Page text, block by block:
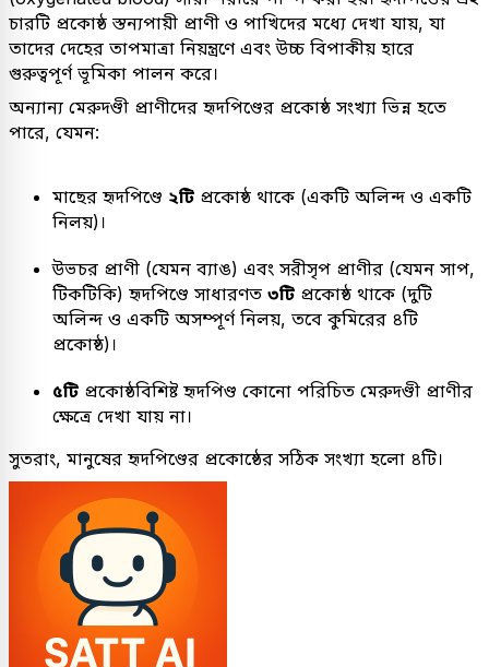
চারটি প্রকোষ্ঠ স্তন্যপায়ী প্রাণী ও পাখিদের মধ্যে দেখা যায়, যা
তাদের দেহের তাপমাত্রা নিয়ন্ত্রণে এবং উচ্চ বিপাকীয় হারে
গুরুত্বপূর্ণ ভূমিকা পালন করে।
অন্যান্য মেরুদণ্ডী প্রাণীদের হৃদপিণ্ডের প্রকোষ্ঠ সংখ্যা ভিন্ন হতে
পারে, যেমন:
মাছের হৃদপিণ্ডে ২টি প্রকোষ্ঠ থাকে (একটি অলিন্দ ও একটি
নিলয়)।
উভচর প্রাণী (যেমন ব্যাঙ) এবং সরীসৃপ প্রাণীর (যেমন সাপ,
টিকটিকি) হৃদপিণ্ডে সাধারণত ৩টি প্রকোষ্ঠ থাকে (দুটি
অলিন্দ ও একটি অসম্পূর্ণ নিলয়, তবে কুমিরের ৪টি
প্রকোষ্ঠ)।
৫টি প্রকোষ্ঠবিশিষ্ট হৃদপিণ্ড কোনো পরিচিত মেরুদণ্ডী প্রাণীর
ক্ষেত্রে দেখা যায় না।
সুতরাং, মানুষের হৃদপিণ্ডের প্রকোষ্ঠের সঠিক সংখ্যা হলো ৪টি।